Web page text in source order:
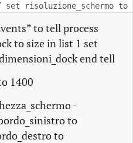
risoluzione_schermo to
to tell process
to size in list 1 set
end tell
1400
-
to
to